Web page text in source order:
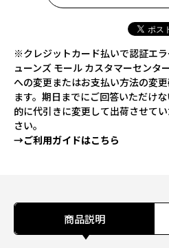
※クレジットカード払いで認証エ
ューンズ モール カスタマーセンタ
への変更またはお支払い方法の変
ます。期日までにご回答いただけ
的に代引きに変更して出荷させて
さい。
→ご利用ガイドはこちら
商品説明